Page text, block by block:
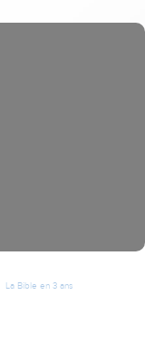
La Bible en 3 ans